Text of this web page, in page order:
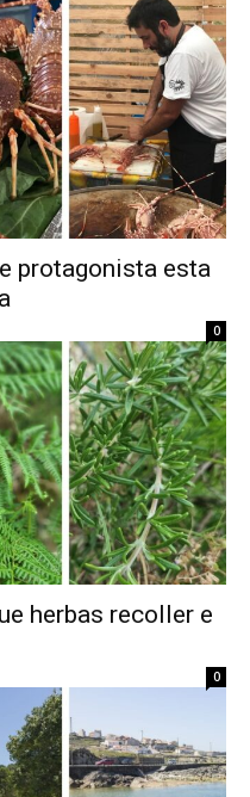
protagonista esta
0
herbas recoller e
0